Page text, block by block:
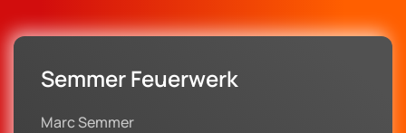
Semmer Feuerwerk
Marc Semmer